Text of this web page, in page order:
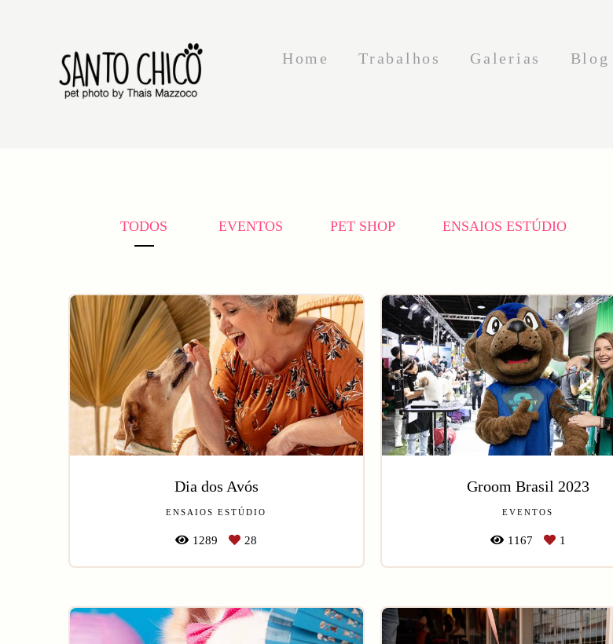
Home Trabalhos Galerias Blog
TODOS EVENTOS PET SHOP ENSAIOS ESTÚDIO
Dia dos Avós
ENSAIOS ESTÚDIO
1289 28
Groom Brasil 2023
EVENTOS
1167 1